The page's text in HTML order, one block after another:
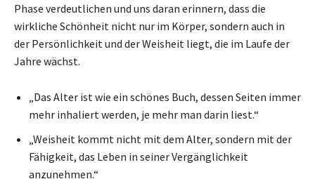
Phase verdeutlichen und uns daran erinnern, dass die
wirkliche Schönheit nicht nur im Körper, sondern auch in
der Persönlichkeit und der Weisheit liegt, die im Laufe der
Jahre wächst.
„Das Alter ist wie ein schönes Buch, dessen Seiten immer
mehr inhaliert werden, je mehr man darin liest.“
„Weisheit kommt nicht mit dem Alter, sondern mit der
Fähigkeit, das Leben in seiner Vergänglichkeit
anzunehmen.“